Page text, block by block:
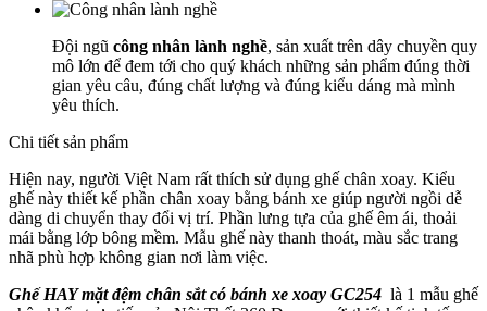
Đội ngũ công nhân lành nghề, sản xuất trên dây chuyền quy
mô lớn để đem tới cho quý khách những sản phẩm đúng thời
gian yêu câu, đúng chất lượng và đúng kiểu dáng mà mình
yêu thích.
Chi tiết sản phẩm
Hiện nay, người Việt Nam rất thích sử dụng ghế chân xoay. Kiểu
ghế này thiết kế phần chân xoay bằng bánh xe giúp người ngồi dễ
dàng di chuyển thay đổi vị trí. Phần lưng tựa của ghế êm ái, thoải
mái bằng lớp bông mềm. Mẫu ghế này thanh thoát, màu sắc trang
nhã phù hợp không gian nơi làm việc.
Ghế HAY mặt đệm chân sắt có bánh xe xoay GC254 là 1 mẫu ghế